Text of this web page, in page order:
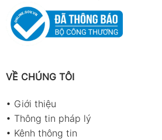
VỀ CHÚNG TÔI
• Giới thiệu
• Thông tin pháp lý
• Kênh thông tin